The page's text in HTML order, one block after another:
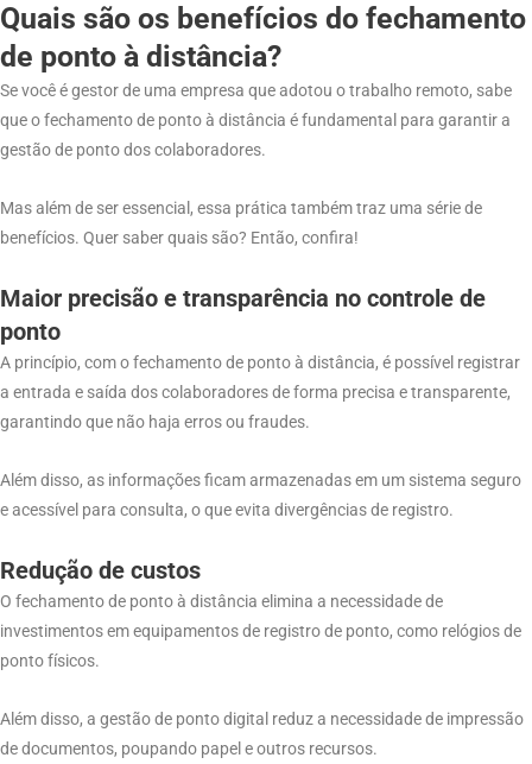
Quais são os benefícios do fechamento
de ponto à distância?
Se você é gestor de uma empresa que adotou o trabalho remoto, sabe
que o fechamento de ponto à distância é fundamental para garantir a
gestão de ponto dos colaboradores.
Mas além de ser essencial, essa prática também traz uma série de
benefícios. Quer saber quais são? Então, confira!
Maior precisão e transparência no controle de
ponto
A princípio, com o fechamento de ponto à distância, é possível registrar
a entrada e saída dos colaboradores de forma precisa e transparente,
garantindo que não haja erros ou fraudes.
Além disso, as informações ficam armazenadas em um sistema seguro
e acessível para consulta, o que evita divergências de registro.
Redução de custos
O fechamento de ponto à distância elimina a necessidade de
investimentos em equipamentos de registro de ponto, como relógios de
ponto físicos.
Além disso, a gestão de ponto digital reduz a necessidade de impressão
de documentos, poupando papel e outros recursos.